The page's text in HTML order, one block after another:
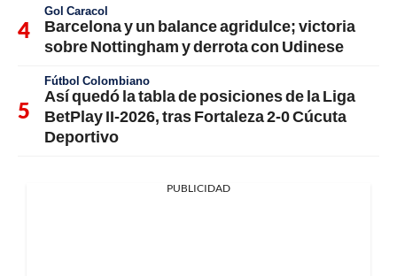
Gol Caracol
Barcelona y un balance agridulce; victoria
sobre Nottingham y derrota con Udinese
Fútbol Colombiano
Así quedó la tabla de posiciones de la Liga
BetPlay II-2026, tras Fortaleza 2-0 Cúcuta
Deportivo
PUBLICIDAD